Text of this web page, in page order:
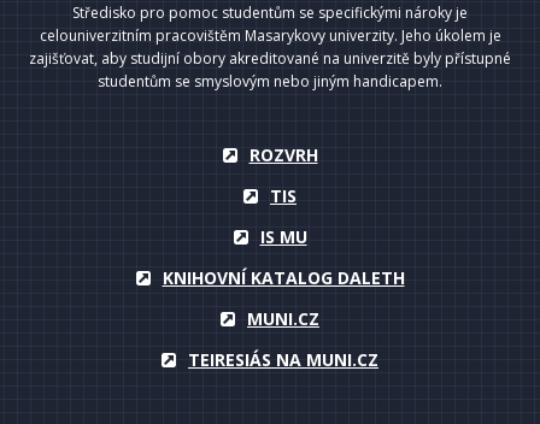
Středisko pro pomoc studentům se specifickými nároky je
celouniverzitním pracovištěm Masarykovy univerzity. Jeho úkolem je
zajišťovat, aby studijní obory akreditované na univerzitě byly přístupné
studentům se smyslovým nebo jiným handicapem.
ROZVRH
TIS
IS MU
KNIHOVNÍ KATALOG DALETH
MUNI.CZ
TEIRESIÁS NA MUNI.CZ